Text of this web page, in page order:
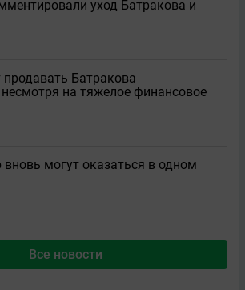
уход Батракова и
продавать Батракова
на тяжелое финансовое
могут оказаться в одном
Все новости